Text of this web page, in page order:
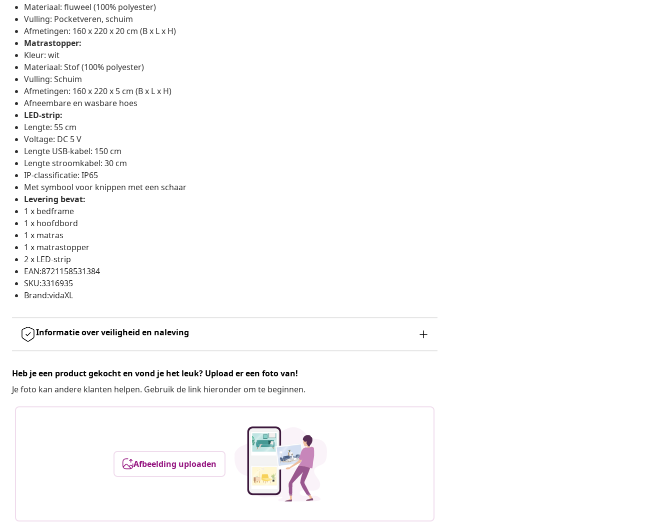
Materiaal: fluweel (100% polyester)
Vulling: Pocketveren, schuim
Afmetingen: 160 x 220 x 20 cm (B x L x H)
Matrastopper:
Kleur: wit
Materiaal: Stof (100% polyester)
Vulling: Schuim
Afmetingen: 160 x 220 x 5 cm (B x L x H)
Afneembare en wasbare hoes
LED-strip:
Lengte: 55 cm
Voltage: DC 5 V
Lengte USB-kabel: 150 cm
Lengte stroomkabel: 30 cm
IP-classificatie: IP65
Met symbool voor knippen met een schaar
Levering bevat:
1 x bedframe
1 x hoofdbord
1 x matras
1 x matrastopper
2 x LED-strip
EAN:8721158531384
SKU:3316935
Brand:vidaXL
Informatie over veiligheid en naleving
Heb je een product gekocht en vond je het leuk? Upload er een foto van!
Je foto kan andere klanten helpen. Gebruik de link hieronder om te beginnen.
Afbeelding uploaden